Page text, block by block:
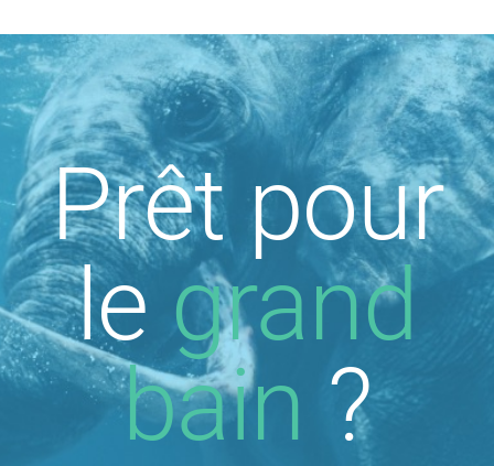
Prêt pour
legrand
bain ?